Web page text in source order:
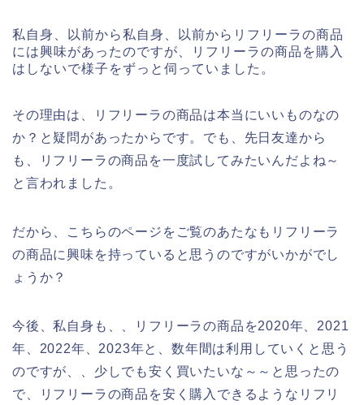
私自身、以前から私自身、以前からリフリーラの商品
には興味があったのですが、リフリーラの商品を購入
はしないで様子をずっと伺っていました。
その理由は、リフリーラの商品は本当にいいものなの
か？と疑問があったからです。でも、先日友達から
も、リフリーラの商品を一度試してみたいんだよね～
と言われました。
だから、こちらのページをご覧のあたなもリフリーラ
の商品に興味を持っていると思うのですがいかがでし
ょうか？
今後、私自身も、、リフリーラの商品を2020年、2021
年、2022年、2023年と、数年間は利用していくと思う
のですが、、少しでも安く買いたいな～～と思ったの
で、リフリーラの商品を安く購入できるようなリフリ